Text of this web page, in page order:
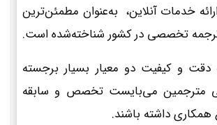
خدمات آنلاین، به‌عنوان مطمئن‌ترین
تخصصی در کشور شناخته‌شده است.
دقت و کیفیت دو معیار بسیار برجسته
مترجمین می‌بایست تخصص و سابقه
داشته باشند.